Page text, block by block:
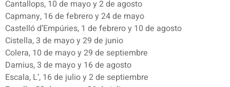
Cantallops, 10 de mayo y 2 de agosto
Capmany, 16 de febrero y 24 de mayo
Castelló d’Empúries, 1 de febrero y 10 de agosto
Cistella, 3 de mayo y 29 de junio
Colera, 10 de mayo y 29 de septiembre
Darnius, 3 de mayo y 16 de agosto
Escala, L’, 16 de julio y 2 de septiembre